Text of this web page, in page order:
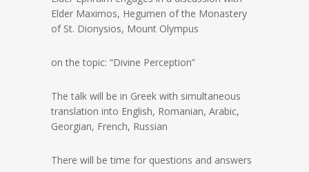
Elder Maximos, Hegumen of the Monastery
of St. Dionysios, Mount Olympus
on the topic: “Divine Perception”
The talk will be in Greek with simultaneous
translation into English, Romanian, Arabic,
Georgian, French, Russian
There will be time for questions and answers